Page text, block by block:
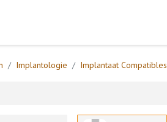
Implantologie Implantaat Compatibles